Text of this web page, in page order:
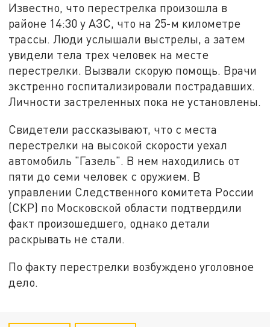
Известно, что перестрелка произошла в
районе 14:30 у АЗС, что на 25-м километре
трассы. Люди услышали выстрелы, а затем
увидели тела трех человек на месте
перестрелки. Вызвали скорую помощь. Врачи
экстренно госпитализировали пострадавших.
Личности застреленных пока не установлены.
Свидетели рассказывают, что с места
перестрелки на высокой скорости уехал
автомобиль "Газель". В нем находились от
пяти до семи человек с оружием. В
управлении Следственного комитета России
(СКР) по Московской области подтвердили
факт произошедшего, однако детали
раскрывать не стали.
По факту перестрелки возбуждено уголовное
дело.